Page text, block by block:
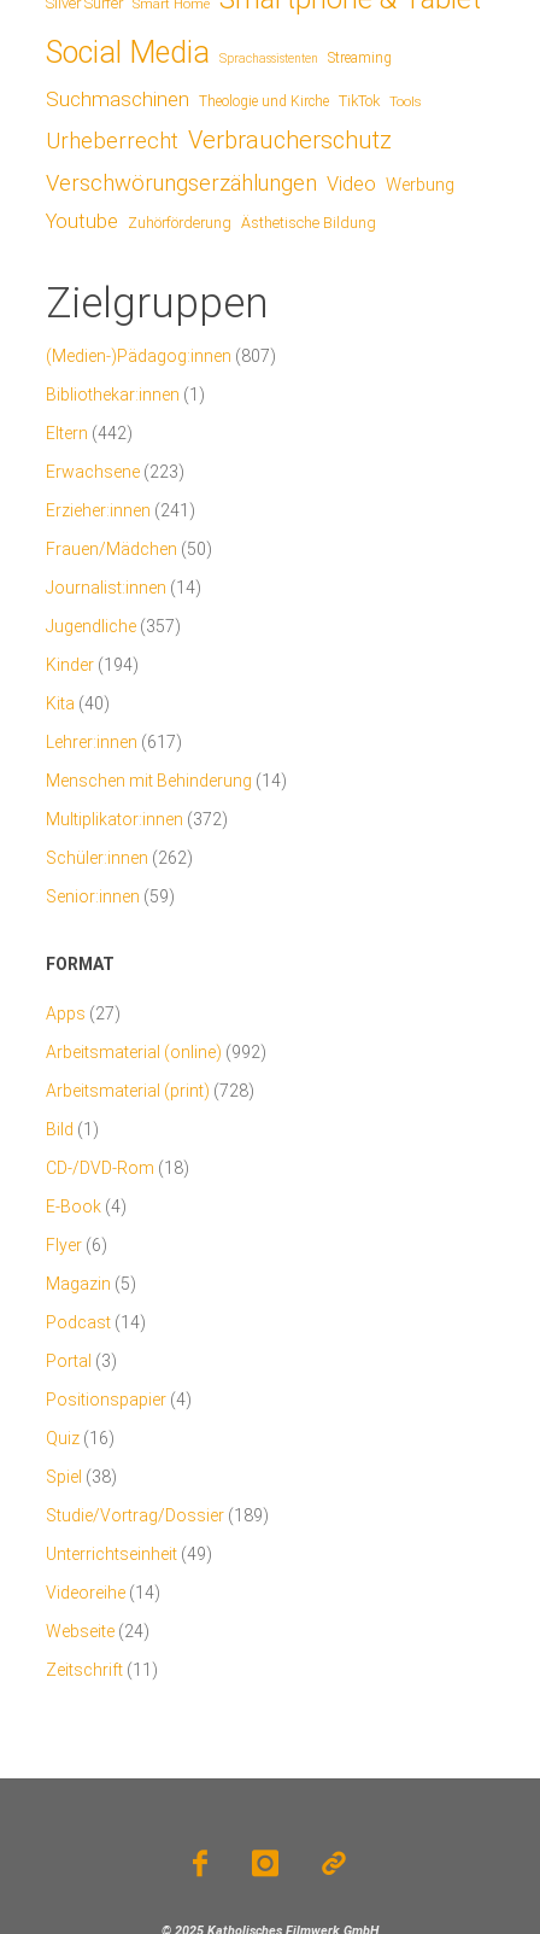
Smart Home
Social Media Sprachassistenten Streaming
Suchmaschinen Theologie und Kirche TikTok Tools
Urheberrecht Verbraucherschutz
Verschwörungserzählungen Video Werbung
Youtube Zuhörförderung Ästhetische Bildung
Zielgruppen
(Medien-)Pädagog:innen (807)
Bibliothekar:innen (1)
Eltern (442)
Erwachsene (223)
Erzieher:innen (241)
Frauen/Mädchen (50)
Journalist:innen (14)
Jugendliche (357)
Kinder (194)
Kita (40)
Lehrer:innen (617)
Menschen mit Behinderung (14)
Multiplikator:innen (372)
Schüler:innen (262)
Senior:innen (59)
FORMAT
Apps (27)
Arbeitsmaterial (online) (992)
Arbeitsmaterial (print) (728)
Bild (1)
CD-/DVD-Rom (18)
E-Book (4)
Flyer (6)
Magazin (5)
Podcast (14)
Portal (3)
Positionspapier (4)
Quiz (16)
Spiel (38)
Studie/Vortrag/Dossier (189)
Unterrichtseinheit (49)
Videoreihe (14)
Webseite (24)
Zeitschrift (11)
© 2025 Katholisches Filmwerk GmbH